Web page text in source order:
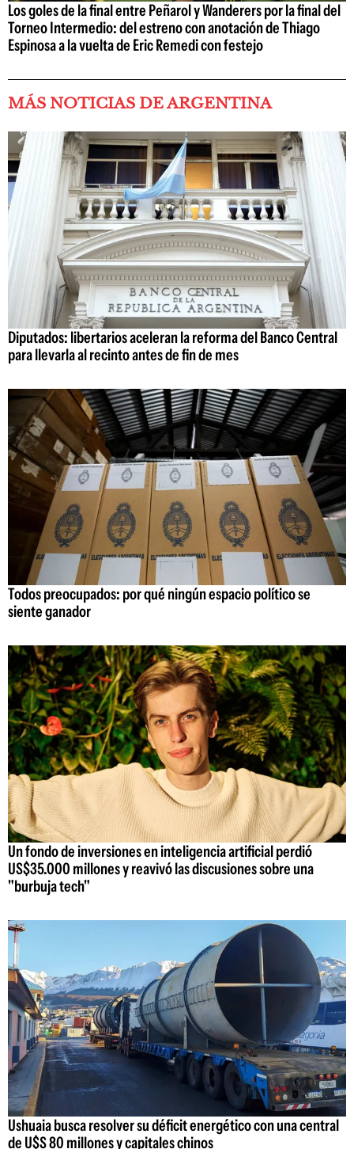
Los goles de la final entre Peñarol y Wanderers por la final del
Torneo Intermedio: del estreno con anotación de Thiago
Espinosa a la vuelta de Eric Remedi con festejo
MÁS NOTICIAS DE ARGENTINA
Diputados: libertarios aceleran la reforma del Banco Central
para llevarla al recinto antes de fin de mes
Todos preocupados: por qué ningún espacio político se
siente ganador
Un fondo de inversiones en inteligencia artificial perdió
US$35.000 millones y reavivó las discusiones sobre una
"burbuja tech"
Ushuaia busca resolver su déficit energético con una central
de U$S 80 millones y capitales chinos